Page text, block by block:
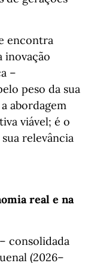
encontra
inovação
–
peso da sua
abordagem
viável; é o
relevância
real e na
consolidada
(2026–